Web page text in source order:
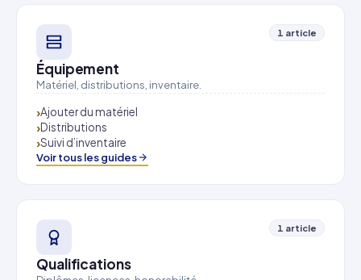
1 article
Équipement
Matériel, distributions, inventaire.
Ajouter du matériel
Distributions
Suivi d’inventaire
Voir tous les guides
1 article
Qualifications